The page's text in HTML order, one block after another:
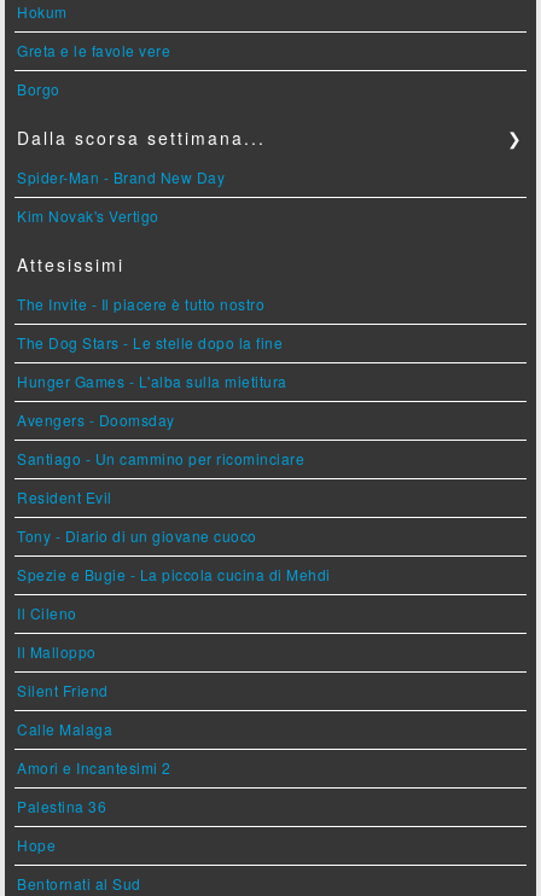
Hokum
Greta e le favole vere
Borgo
Dalla scorsa settimana... ❯
Spider-Man - Brand New Day
Kim Novak's Vertigo
Attesissimi
The Invite - Il piacere è tutto nostro
The Dog Stars - Le stelle dopo la fine
Hunger Games - L'alba sulla mietitura
Avengers - Doomsday
Santiago - Un cammino per ricominciare
Resident Evil
Tony - Diario di un giovane cuoco
Spezie e Bugie - La piccola cucina di Mehdi
Il Cileno
Il Malloppo
Silent Friend
Calle Malaga
Amori e Incantesimi 2
Palestina 36
Hope
Bentornati al Sud